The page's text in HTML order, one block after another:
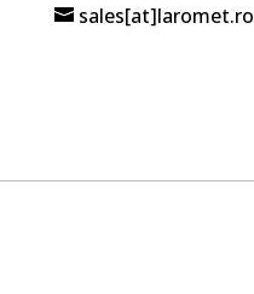
sales[at]laromet.ro